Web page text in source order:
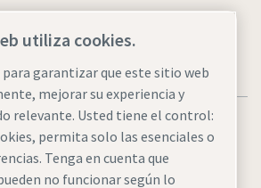
utiliza cookies.
garantizar que este sitio web
mejorar su experiencia y
relevante. Usted tiene el control:
permita solo las esenciales o
Tenga en cuenta que
no funcionar según lo